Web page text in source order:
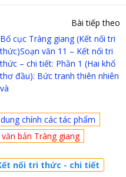
Bài tiếp theo
Bố cục Tràng giang (Kết nối tri
thức)Soạn văn 11 – Kết nối tri
thức – chi tiết: Phần 1 (Hai khổ
thơ đầu): Bức tranh thiên nhiên
và
chính các tác phẩm
bản Tràng giang
nối tri thức - chi tiết